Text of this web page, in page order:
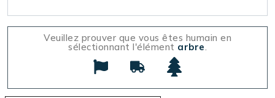
Veuillez prouver que vous êtes humain en
sélectionnant l'élément arbre.